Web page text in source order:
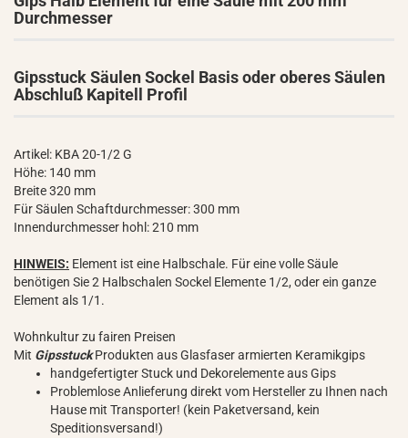
Durchmesser
Gipsstuck Säulen Sockel Basis oder oberes Säulen
Abschluß Kapitell Profil
Artikel: KBA 20-1/2 G
Höhe: 140 mm
Breite 320 mm
Für Säulen Schaftdurchmesser: 300 mm
Innendurchmesser hohl: 210 mm
HINWEIS: Element ist eine Halbschale. Für eine volle Säule
benötigen Sie 2 Halbschalen Sockel Elemente 1/2, oder ein ganze
Element als 1/1.
Wohnkultur zu fairen Preisen
Mit GipsstuckProdukten aus Glasfaser armierten Keramikgips
handgefertigter Stuck und Dekorelemente aus Gips
Problemlose Anlieferung direkt vom Hersteller zu Ihnen nach
Hause mit Transporter! (kein Paketversand, kein
Speditionsversand!)